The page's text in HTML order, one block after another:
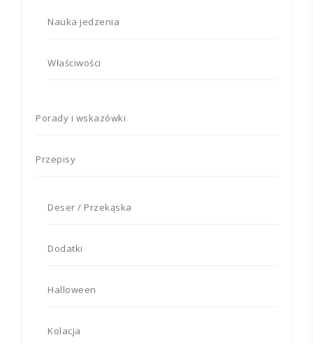
Nauka jedzenia
Właściwości
Porady i wskazówki
Przepisy
Deser / Przekąska
Dodatki
Halloween
Kolacja